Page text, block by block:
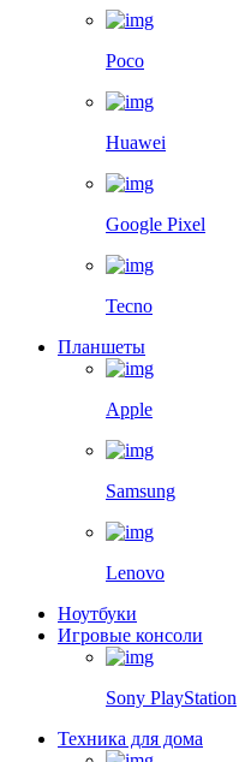
Poco
Huawei
Google Pixel
Tecno
Планшеты
Apple
Samsung
Lenovo
Ноутбуки
Игровые консоли
Sony PlayStation
Техника для дома